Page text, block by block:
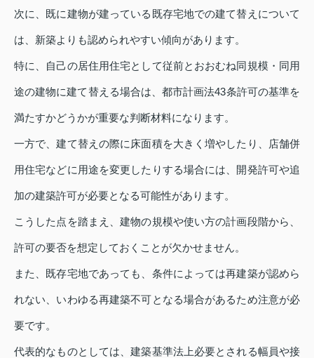
次に、既に建物が建っている既存宅地での建て替えについて
は、新築よりも認められやすい傾向があります。
特に、自己の居住用住宅として従前とおおむね同規模・同用
途の建物に建て替える場合は、都市計画法43条許可の基準を
満たすかどうかが重要な判断材料になります。
一方で、建て替えの際に床面積を大きく増やしたり、店舗併
用住宅などに用途を変更したりする場合には、開発許可や追
加の建築許可が必要となる可能性があります。
こうした点を踏まえ、建物の規模や使い方の計画段階から、
許可の要否を想定しておくことが欠かせません。
また、既存宅地であっても、条件によっては再建築が認めら
れない、いわゆる再建築不可となる場合があるため注意が必
要です。
代表的なものとしては、建築基準法上必要とされる幅員や接